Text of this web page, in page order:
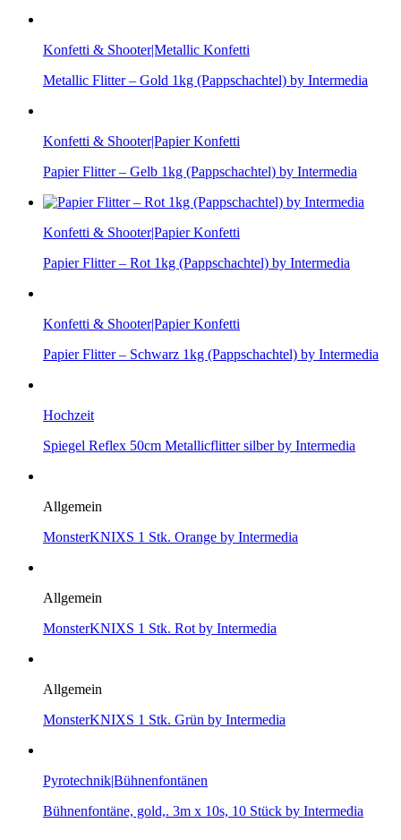
Konfetti & Shooter|Metallic Konfetti
Metallic Flitter – Gold 1kg (Pappschachtel) by Intermedia
Konfetti & Shooter|Papier Konfetti
Papier Flitter – Gelb 1kg (Pappschachtel) by Intermedia
Konfetti & Shooter|Papier Konfetti
Papier Flitter – Rot 1kg (Pappschachtel) by Intermedia
Konfetti & Shooter|Papier Konfetti
Papier Flitter – Schwarz 1kg (Pappschachtel) by Intermedia
Hochzeit
Spiegel Reflex 50cm Metallicflitter silber by Intermedia
Allgemein
MonsterKNIXS 1 Stk. Orange by Intermedia
Allgemein
MonsterKNIXS 1 Stk. Rot by Intermedia
Allgemein
MonsterKNIXS 1 Stk. Grün by Intermedia
Pyrotechnik|Bühnenfontänen
Bühnenfontäne, gold,. 3m x 10s, 10 Stück by Intermedia